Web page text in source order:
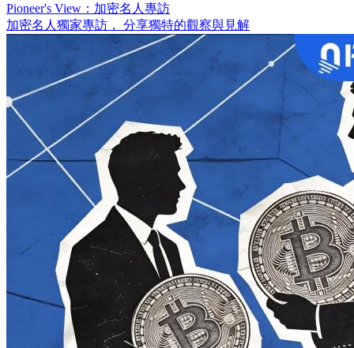
Pioneer's View：加密名人專訪
加密名人獨家專訪， 分享獨特的觀察與見解